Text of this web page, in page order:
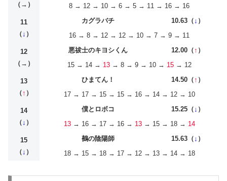
（→）
8 → 12 → 10 → 6 → 5 → 11 → 16 → 16
11
（↓ ）
カグラバチ 10.63（↓ ）
16 → 8 → 12 → 12 → 10 → 7 → 9 → 11
12
（→）
悪祓士のキヨシくん 12.00（↑ ）
15 → 14 → 13→ 8 → 9 → 10 → 15→ 12
13
（↑ ）
ひまてん！ 14.50（↑ ）
17 → 17 → 15 → 15 → 16 → 14 → 12 → 10
14
（↓ ）
僕とロボコ 15.25（↓ ）
13→ 16 → 17 → 16 → 13→ 15 → 18 → 14
15
（↓ ）
鵺の陰陽師 15.63（↓ ）
18 → 15 → 18 → 17 → 12 → 13 → 14 → 18